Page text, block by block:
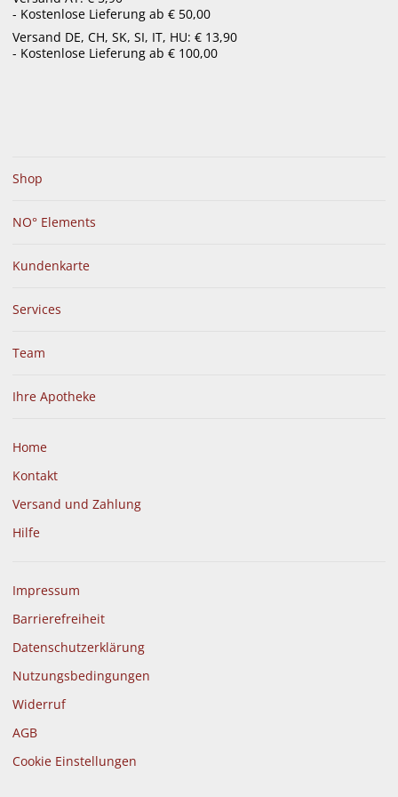
- Kostenlose Lieferung ab € 50,00
Versand DE, CH, SK, SI, IT, HU: € 13,90
- Kostenlose Lieferung ab € 100,00
Shop
NO° Elements
Kundenkarte
Services
Team
Ihre Apotheke
Home
Kontakt
Versand und Zahlung
Hilfe
Impressum
Barrierefreiheit
Datenschutzerklärung
Nutzungsbedingungen
Widerruf
AGB
Cookie Einstellungen